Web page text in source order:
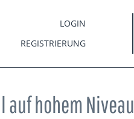
LOGIN
REGISTRIERUNG
hohem Niveau